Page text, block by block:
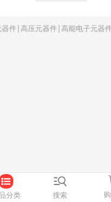
件|高压元器件|高能电子元器
分类 搜索